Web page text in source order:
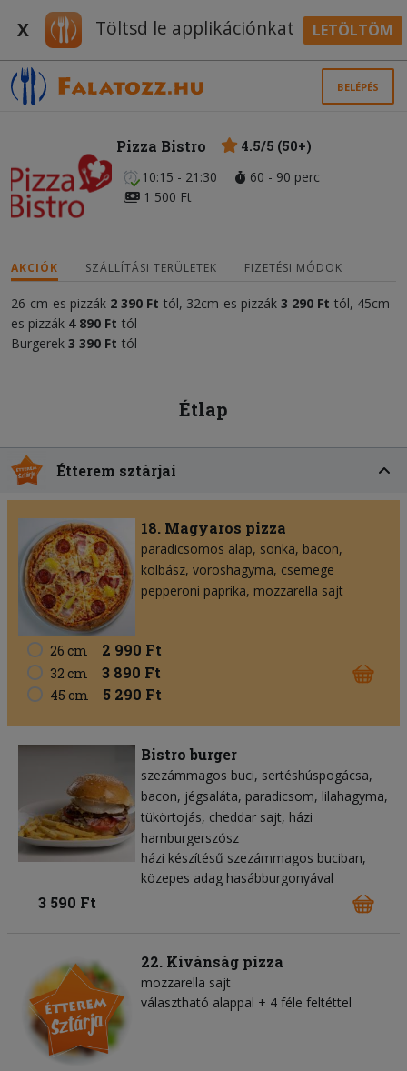
X Töltsd le applikációnkat LETÖLTÖM
BELÉPÉS
Pizza Bistro
4.5/5 (50+)
10:15 - 21:30
60 - 90 perc
1 500 Ft
AKCIÓK SZÁLLÍTÁSI TERÜLETEK FIZETÉSI MÓDOK
26-cm-es pizzák 2 390 Ft-tól, 32cm-es pizzák 3 290 Ft-tól, 45cm-
es pizzák 4 890 Ft-tól
Burgerek 3 390 Ft-tól
Étlap
Étterem sztárjai
18. Magyaros pizza
paradicsomos alap sonka bacon
kolbász vöröshagyma csemege
pepperoni paprika mozzarella sajt
26 cm 2 990 Ft
32 cm 3 890 Ft
45 cm 5 290 Ft
Bistro burger
szezámmagos buci sertéshúspogácsa
bacon jégsaláta paradicsom lilahagyma
tükörtojás cheddar sajt házi
hamburgerszósz
házi készítésű szezámmagos buciban,
közepes adag hasábburgonyával
3 590 Ft
22. Kívánság pizza
mozzarella sajt
választható alappal + 4 féle feltéttel